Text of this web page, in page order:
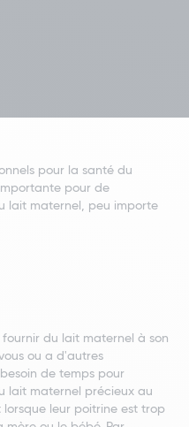
pour la santé du
pour de
lait maternel, peu importe
du lait maternel à son
ou a d'autres
de temps pour
lait maternel précieux au
leur poitrine est trop